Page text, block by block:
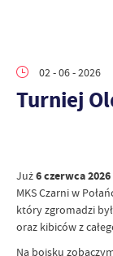
02 - 06 - 2026
Turniej
Już6 czerwca
MKS Czarni w
który zgromadzi
oraz kibiców z
Na boisku